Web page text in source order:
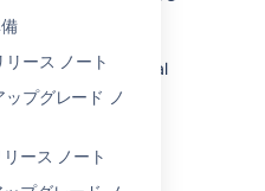
ース ノート
プグレード ノ
ース ノート
contains the original
key.